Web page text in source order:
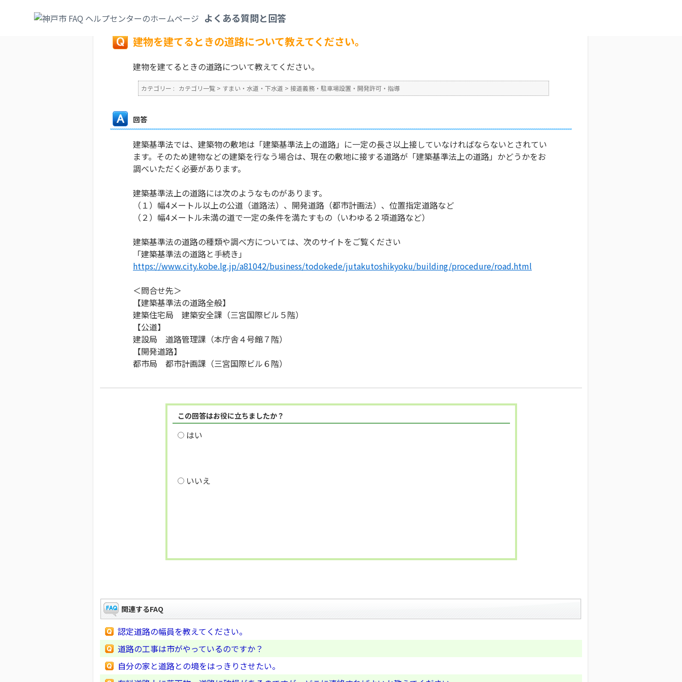
よくある質問と回答
戻る
建物を建てるときの道路について教えてください。
建物を建てるときの道路について教えてください。
カテゴリー : カテゴリ一覧 > すまい・水道・下水道 > 接道義務・駐車場設置・開発許可・指導
回答
建築基準法では、建築物の敷地は「建築基準法上の道路」に一定の長さ以上接していなければならないとされてい
ます。そのため建物などの建築を行なう場合は、現在の敷地に接する道路が「建築基準法上の道路」かどうかをお
調べいただく必要があります。
建築基準法上の道路には次のようなものがあります。
（１）幅4メートル以上の公道（道路法）、開発道路（都市計画法）、位置指定道路など
（２）幅4メートル未満の道で一定の条件を満たすもの（いわゆる２項道路など）
建築基準法の道路の種類や調べ方については、次のサイトをご覧ください
「建築基準法の道路と手続き」
https://www.city.kobe.lg.jp/a81042/business/todokede/jutakutoshikyoku/building/procedure/road.html
＜問合せ先＞
【建築基準法の道路全般】
建築住宅局 建築安全課（三宮国際ビル５階）
【公道】
建設局 道路管理課（本庁舎４号館７階）
【開発道路】
都市局 都市計画課（三宮国際ビル６階）
この回答はお役に立ちましたか？
はい
いいえ
関連するFAQ
認定道路の幅員を教えてください。
道路の工事は市がやっているのですか？
自分の家と道路との境をはっきりさせたい。